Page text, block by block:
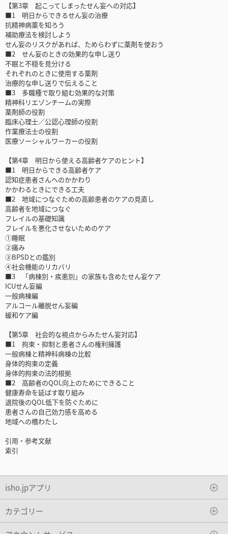
【第3章 起こってしまったせん妄への対応】
■1 明日からできるせん妄の治療
抗精神病薬を知ろう
補助療法を検討しよう
せん妄のリスクがあれば、ためらわずに薬剤を使おう
■2 せん妄のときの効果的な申し送り
不眠と不穏を見分ける
それぞれのときに使用する薬剤
治療的な申し送りで伝えること
■3 多職種で取り組む効果的な対策
精神科リエゾンチームの実際
薬剤師の役割
臨床心理士／公認心理師の役割
作業療法士の役割
医療ソーシャルワーカーの役割
【第4章 明日から使える高齢者ケアのヒント】
■1 明日からできる高齢者ケア
認知症患者さんへのかかわり
かかわるときにできる工夫
■2 地域につなぐための高齢患者のケアの見直し
高齢者を地域につなぐ
フレイルの基礎知識
フレイルを悪化させないためのケア
①睡眠
②痛み
③BPSDとの鑑別
④社会機能のリカバリ
■3 「病棟別・疾患別」の家族も含めたせん妄ケア
ICUせん妄編
一般病棟編
アルコール離脱せん妄編
緩和ケア編
【第5章 社会的な視点からみたせん妄対応】
■1 拘束・抑制と患者さんの権利擁護
一般病棟と精神科病棟の比較
身体的拘束の定義
身体的拘束の法的根拠
■2 高齢者のQOL向上のためにできること
健康寿命を延ばす取り組み
退院後のQOL低下を防ぐために
患者さんの自己効力感を高める
地域への橋わたし
引用・参考文献
索引
isho.jpアプリ
カテゴリー